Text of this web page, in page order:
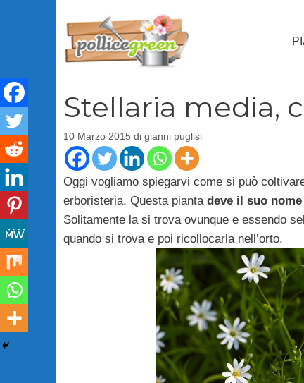
Stellaria media,
10 Marzo 2015 di gianni puglisi
Oggi vogliamo spiegarvi come si può
erboristeria. Questa pianta deve il suo
Solitamente la si trova ovunque e essendo
quando si trova e poi ricollocarla nell’orto.